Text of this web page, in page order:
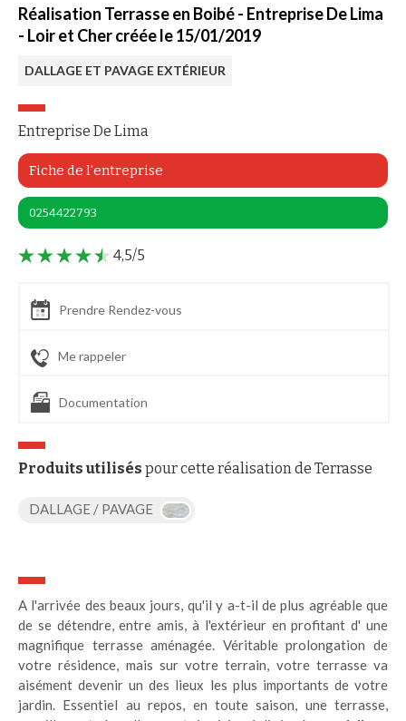
Réalisation Terrasse en Boibé - Entreprise De Lima
- Loir et Cher créée le 15/01/2019
DALLAGE ET PAVAGE EXTÉRIEUR
Entreprise De Lima
Fiche de l'entreprise
0254422793
4,5/5
Prendre Rendez-vous
Me rappeler
Documentation
Produits utilisés pour cette réalisation de Terrasse
DALLAGE / PAVAGE
A l'arrivée des beaux jours, qu'il y a-t-il de plus agréable que
de se détendre, entre amis, à l'extérieur en profitant d' une
magnifique terrasse aménagée. Véritable prolongation de
votre résidence, mais sur votre terrain, votre terrasse va
aisément devenir un des lieux les plus importants de votre
jardin. Essentiel au repos, en toute saison, une terrasse,